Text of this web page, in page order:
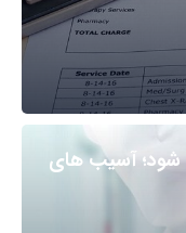
شود؛ آسیب های